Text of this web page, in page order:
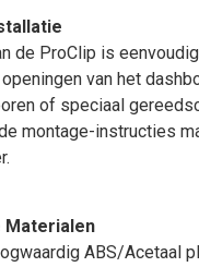
de ProClip is
van het
of speciaal
montage-instructies
Materialen
ABS/Acetaal